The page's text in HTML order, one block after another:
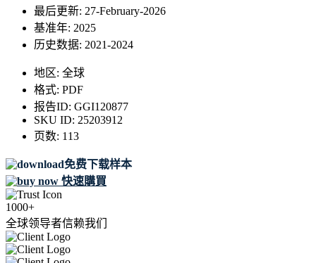
最后更新: 27-February-2026
基准年: 2025
历史数据: 2021-2024
地区: 全球
格式: PDF
报告ID: GGI120877
SKU ID: 25203912
页数: 113
免费下载样本
快速購買
1000+
全球领导者信赖我们